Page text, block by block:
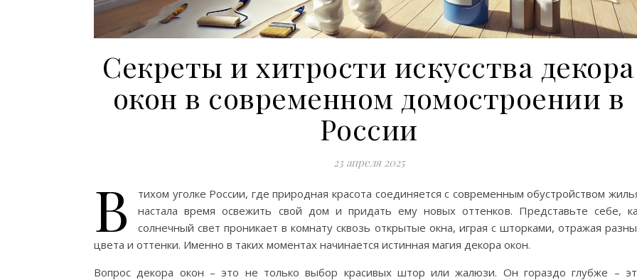
Секреты и хитрости искусства декора
окон в современном домостроении в
России
23 апреля 2025
В
тихом уголке России, где природная красота соединяется с современным обустройством
настала время освежить свой дом и придать ему новых оттенков. Представьте себе,
солнечный свет проникает в комнату сквозь открытые окна, играя с шторками, отражая
цвета и оттенки. Именно в таких моментах начинается истинная магия декора окон.
Вопрос декора окон – это не только выбор красивых штор или жалюзи. Он гораздо глубже –